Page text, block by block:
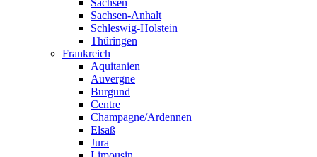
Sachsen
Sachsen-Anhalt
Schleswig-Holstein
Thüringen
Frankreich
Aquitanien
Auvergne
Burgund
Centre
Champagne/Ardennen
Elsaß
Jura